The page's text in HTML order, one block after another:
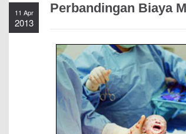
11 Apr
2013
Perbandingan Biaya